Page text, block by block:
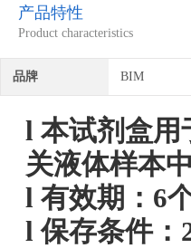
产品特性
Product characteristics
品牌 BIM
l 本试剂盒用
关液体样本中
l 有效期：6
l保存条件：